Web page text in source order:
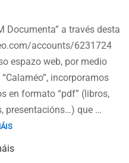
Documenta” a través desta
accounts/6231724
espazo web, por medio
incorporamos
en formato “pdf” (libros,
presentacións…) que …